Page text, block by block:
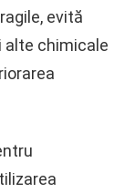
evită
chimicale